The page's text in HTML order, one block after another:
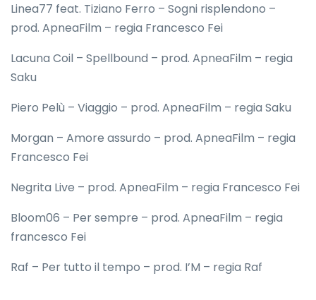
Linea77 feat. Tiziano Ferro – Sogni risplendono –
prod. ApneaFilm – regia Francesco Fei
Lacuna Coil – Spellbound – prod. ApneaFilm – regia
Saku
Piero Pelù – Viaggio – prod. ApneaFilm – regia Saku
Morgan – Amore assurdo – prod. ApneaFilm – regia
Francesco Fei
Negrita Live – prod. ApneaFilm – regia Francesco Fei
Bloom06 – Per sempre – prod. ApneaFilm – regia
francesco Fei
Raf – Per tutto il tempo – prod. I’M – regia Raf